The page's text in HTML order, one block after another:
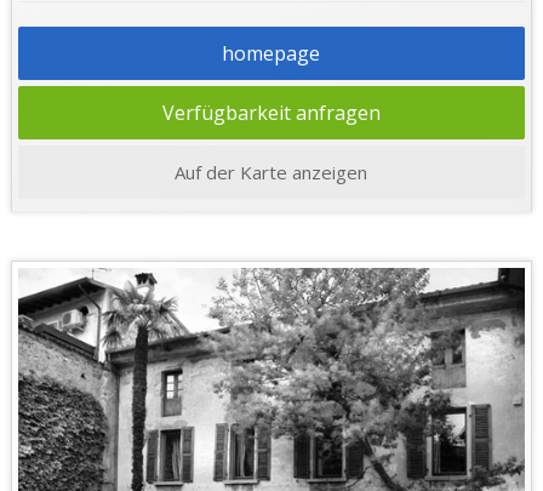
homepage
Verfügbarkeit anfragen
Auf der Karte anzeigen